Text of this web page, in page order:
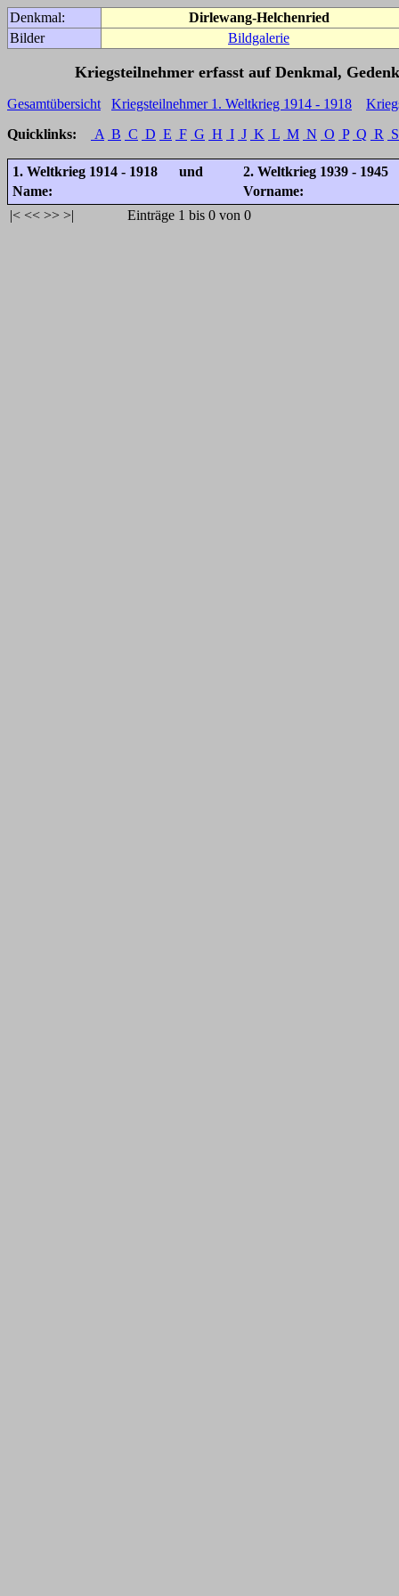
Denkmal:
Dirlewang-Helchenried
Bilder
Bildgalerie
Kriegsteilnehmer erfasst auf Denkmal,
Gesamtübersicht Kriegsteilnehmer 1. Weltkrieg 1914 - 1918
Quicklinks:
A B C D E F G H I J K L M N O P Q R S
1. Weltkrieg 1914 - 1918 und
2. Weltkrieg 1939 - 1945
Name:
Vorname:
|< << >> >| Einträge 1 bis 0 von 0